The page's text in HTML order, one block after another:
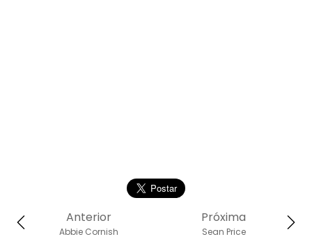
Próxima
Sean Price
Anterior
Abbie Cornish